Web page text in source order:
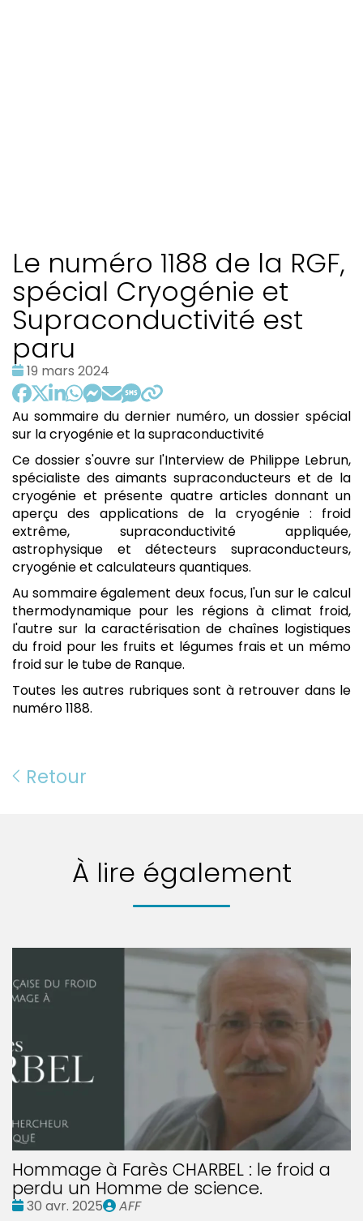
Le numéro 1188 de la RGF,
spécial Cryogénie et
Supraconductivité est
paru
Date
:
19 mars 2024
Au sommaire du dernier numéro, un dossier spécial
sur la cryogénie et la supraconductivité
Ce dossier s'ouvre sur l'Interview de Philippe Lebrun,
spécialiste des aimants supraconducteurs et de la
cryogénie et présente quatre articles donnant un
aperçu des applications de la cryogénie : froid
extrême, supraconductivité appliquée,
astrophysique et détecteurs supraconducteurs,
cryogénie et calculateurs quantiques.
Au sommaire également deux focus, l'un sur le calcul
thermodynamique pour les régions à climat froid,
l'autre sur la caractérisation de chaînes logistiques
du froid pour les fruits et légumes frais et un mémo
froid sur le tube de Ranque.
Toutes les autres rubriques sont à retrouver dans le
numéro 1188.
Retour
À lire également
Hommage à Farès CHARBEL : le froid a
perdu un Homme de science.
Date
30 avr. 2025
Publié
AFF